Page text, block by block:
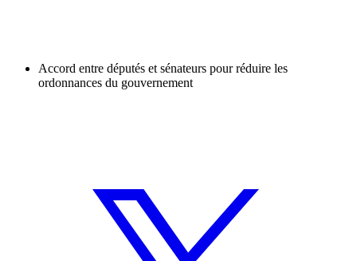
Accord entre députés et sénateurs pour réduire les
ordonnances du gouvernement